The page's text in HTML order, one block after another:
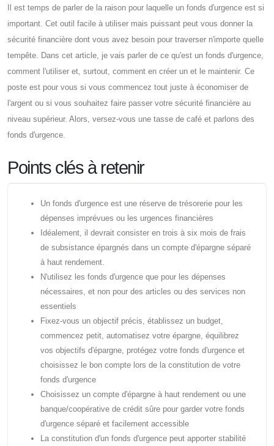
Il est temps de parler de la raison pour laquelle un fonds d'urgence est si
important. Cet outil facile à utiliser mais puissant peut vous donner la
sécurité financière dont vous avez besoin pour traverser n'importe quelle
tempête. Dans cet article, je vais parler de ce qu'est un fonds d'urgence,
comment l'utiliser et, surtout, comment en créer un et le maintenir. Ce
poste est pour vous si vous commencez tout juste à économiser de
l'argent ou si vous souhaitez faire passer votre sécurité financière au
niveau supérieur. Alors, versez-vous une tasse de café et parlons des
fonds d'urgence.
Points clés à retenir
Un fonds d'urgence est une réserve de trésorerie pour les
dépenses imprévues ou les urgences financières
Idéalement, il devrait consister en trois à six mois de frais
de subsistance épargnés dans un compte d'épargne séparé
à haut rendement.
N'utilisez les fonds d'urgence que pour les dépenses
nécessaires, et non pour des articles ou des services non
essentiels
Fixez-vous un objectif précis, établissez un budget,
commencez petit, automatisez votre épargne, équilibrez
vos objectifs d'épargne, protégez votre fonds d'urgence et
choisissez le bon compte lors de la constitution de votre
fonds d'urgence
Choisissez un compte d'épargne à haut rendement ou une
banque/coopérative de crédit sûre pour garder votre fonds
d'urgence séparé et facilement accessible
La constitution d'un fonds d'urgence peut apporter stabilité